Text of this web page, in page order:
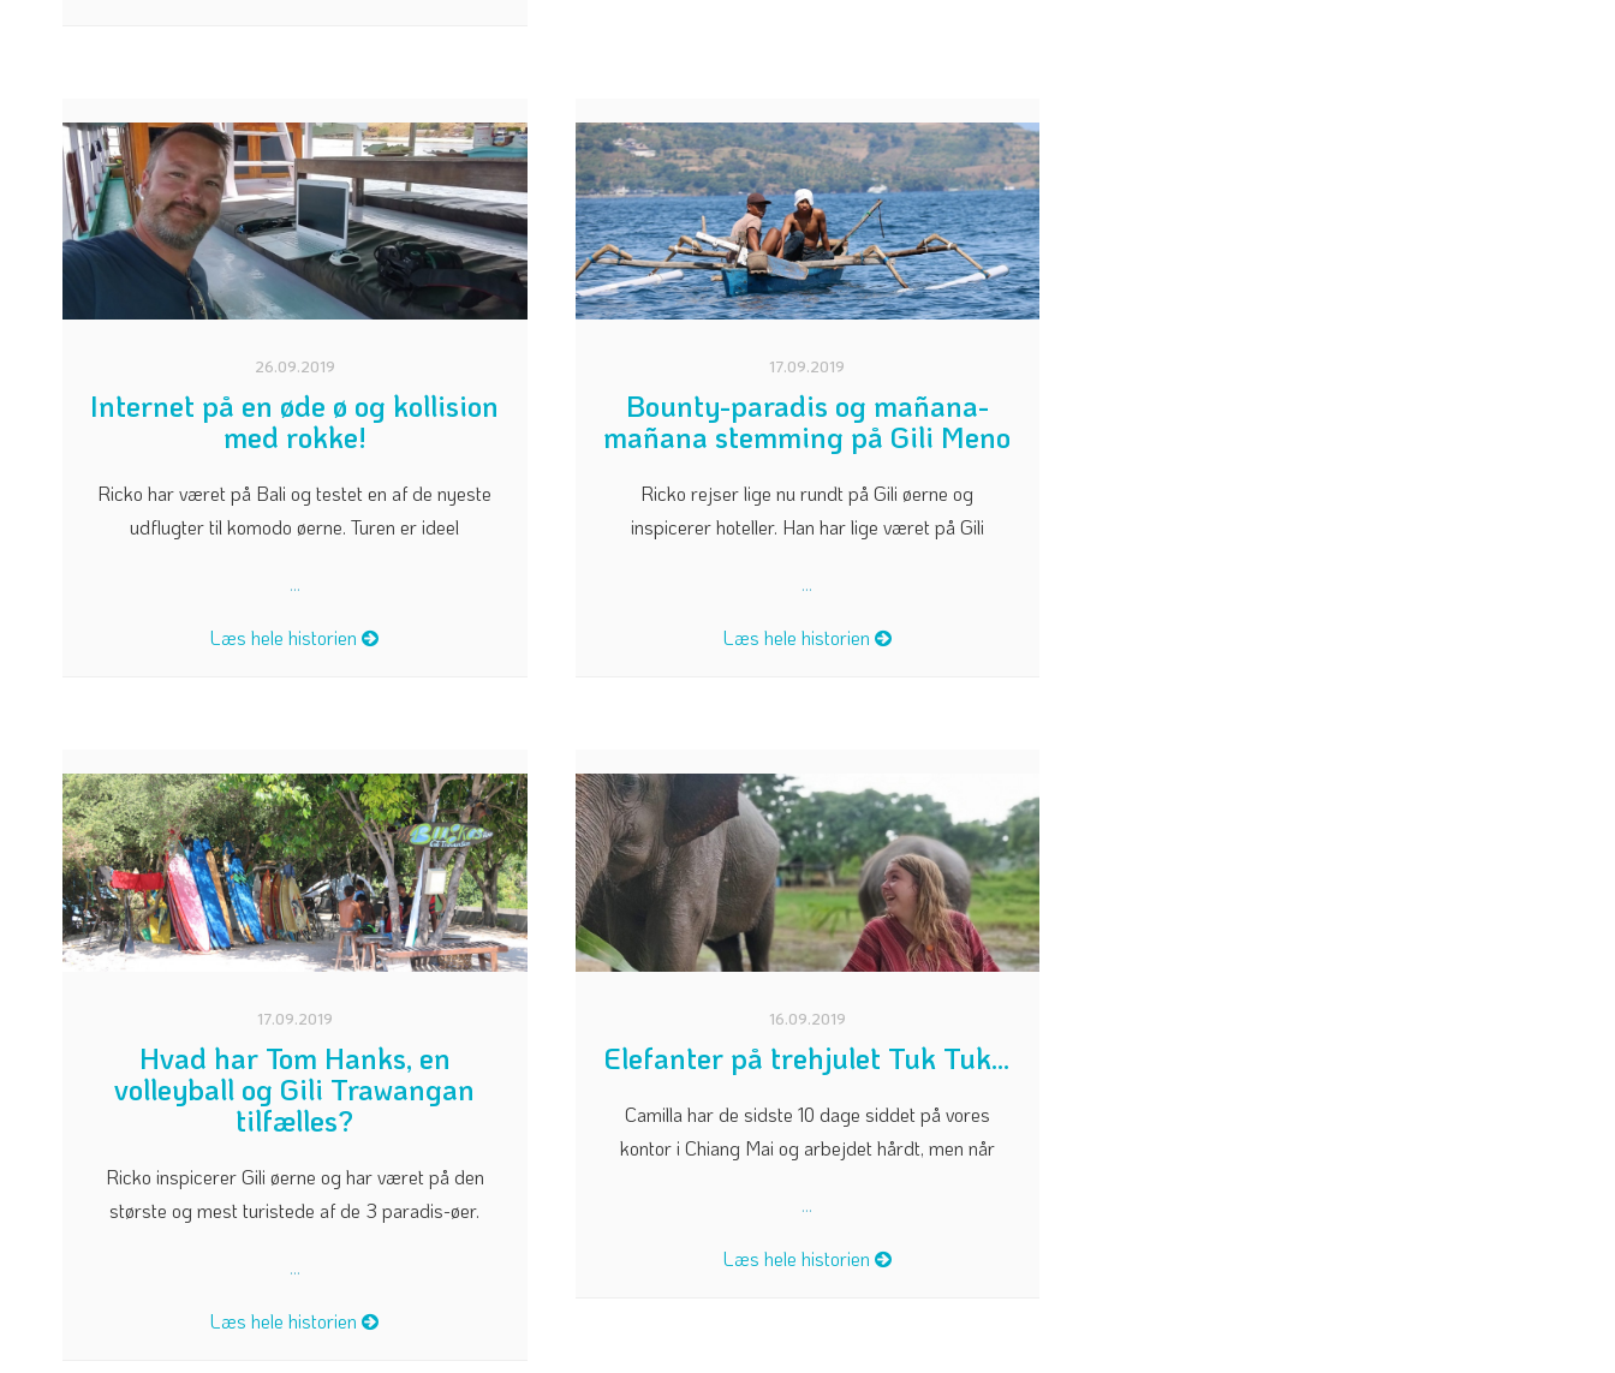
26.09.2019
Internet på en øde ø og kollision
med rokke!
Ricko har været på Bali og testet en af de nyeste
udflugter til komodo øerne. Turen er ideel
...
Læs hele historien
17.09.2019
Bounty-paradis og mañana-
mañana stemming på Gili Meno
Ricko rejser lige nu rundt på Gili øerne og
inspicerer hoteller. Han har lige været på Gili
...
Læs hele historien
17.09.2019
Hvad har Tom Hanks, en
volleyball og Gili Trawangan
tilfælles?
Ricko inspicerer Gili øerne og har været på den
største og mest turistede af de 3 paradis-øer.
...
Læs hele historien
16.09.2019
Elefanter på trehjulet Tuk Tuk...
Camilla har de sidste 10 dage siddet på vores
kontor i Chiang Mai og arbejdet hårdt, men når
...
Læs hele historien